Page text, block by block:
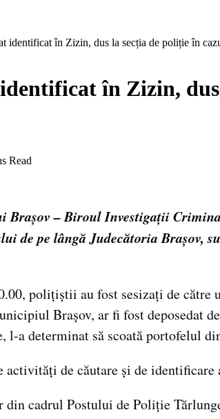
identificat în Zizin, dus la secția de poliție în
în Zizin,
Read
– Biroul Investigații
de pe lângă Judecătoria
polițiștii au fost sesizați de către
Brașov, ar fi fost deposedat
l-a determinat să scoată portofelul
activități de căutare și de
cadrul Postului de Poliție